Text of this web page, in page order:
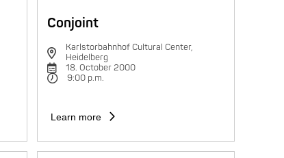
Conjoint
Karlstorbahnhof Cultural Center,
Heidelberg
18. October 2000
9:00 p.m.
Learn more